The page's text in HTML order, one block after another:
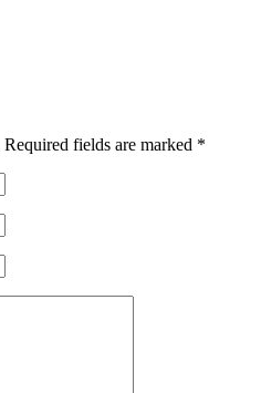
Required fields are marked *